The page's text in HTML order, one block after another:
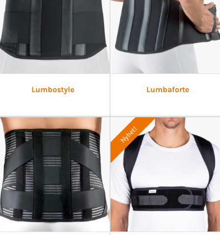
Lumbostyle Lumbaforte
Nyhet!